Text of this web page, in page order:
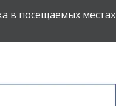
в посещаемых местах